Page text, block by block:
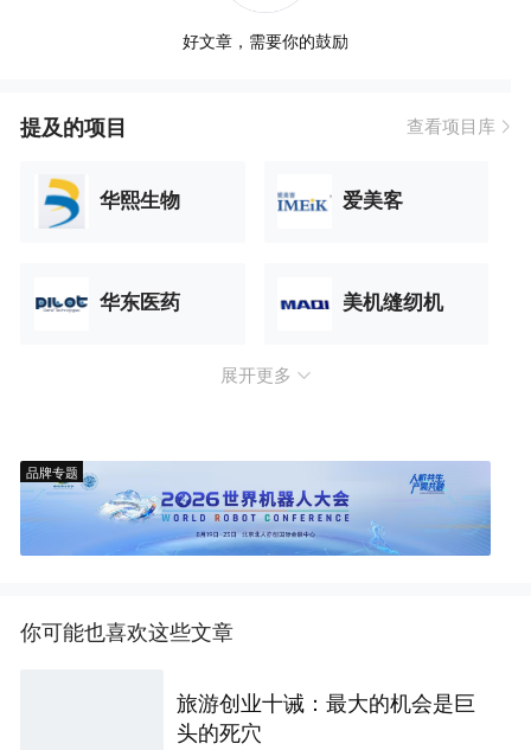
好文章，需要你的鼓励
提及的项目 查看项目库
华熙生物 爱美客
华东医药 美机缝纫机
展开更多
品牌专题
你可能也喜欢这些文章
旅游创业十诫：最大的机会是巨
头的死穴